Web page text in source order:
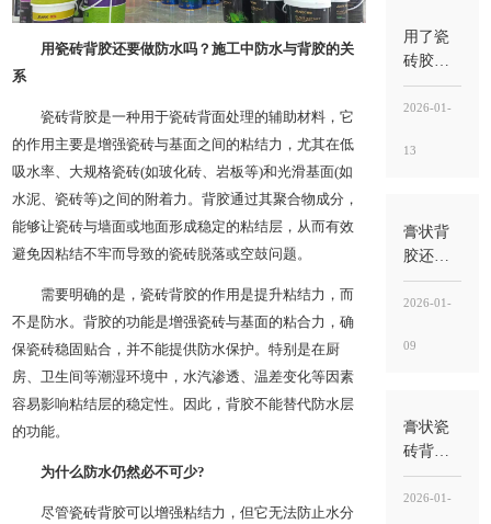
用瓷砖背胶还要做防水吗？施工中防水与背胶的关
系
瓷砖背胶是一种用于瓷砖背面处理的辅助材料，它
的作用主要是增强瓷砖与基面之间的粘结力，尤其在低
吸水率、大规格瓷砖(如玻化砖、岩板等)和光滑基面(如
水泥、瓷砖等)之间的附着力。背胶通过其聚合物成分，
能够让瓷砖与墙面或地面形成稳定的粘结层，从而有效
避免因粘结不牢而导致的瓷砖脱落或空鼓问题。
需要明确的是，瓷砖背胶的作用是提升粘结力，而
不是防水。背胶的功能是增强瓷砖与基面的粘合力，确
保瓷砖稳固贴合，并不能提供防水保护。特别是在厨
房、卫生间等潮湿环境中，水汽渗透、温差变化等因素
容易影响粘结层的稳定性。因此，背胶不能替代防水层
的功能。
为什么防水仍然必不可少?
尽管瓷砖背胶可以增强粘结力，但它无法防止水分
更容易
空鼓
用了瓷
砖胶还
用水泥
吗？能
别混
法”与“用
途”
2026-01-
13
膏状背
胶还需
要瓷砖
胶吗？
背胶
砖胶
管“承托
粘结”
2026-01-
09
膏状瓷
砖背胶
好吗？
好不好
2026-01-